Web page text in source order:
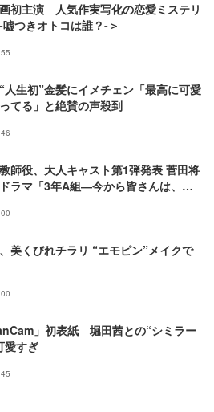
初主演 人気作実写化の恋愛ミステリ
つきオトコは誰？-＞
人生初”金髪にイメチェン「最高に可愛
てる」と絶賛の声殺到
師役、大人キャスト第1弾発表 菅田将
ラマ「3年A組―今から皆さんは、人
美くびれチラリ “エモピン”メイクで
」初表紙 堀田茜との“シミラー
愛すぎ